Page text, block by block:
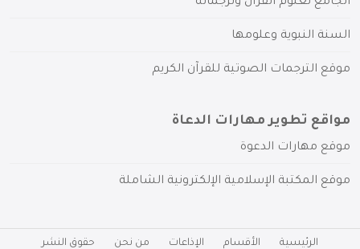
السنة النبوية وعلومها
موقع الترجمات الصوتية للقرآن الكريم
مواقع تطوير مهارات الدعاة
موقع مهارات الدعوة
موقع المكتبة الإسلامية الإلكترونية الشاملة
الرئيسية الأقسام الإذاعات من نحن حقوق النشر